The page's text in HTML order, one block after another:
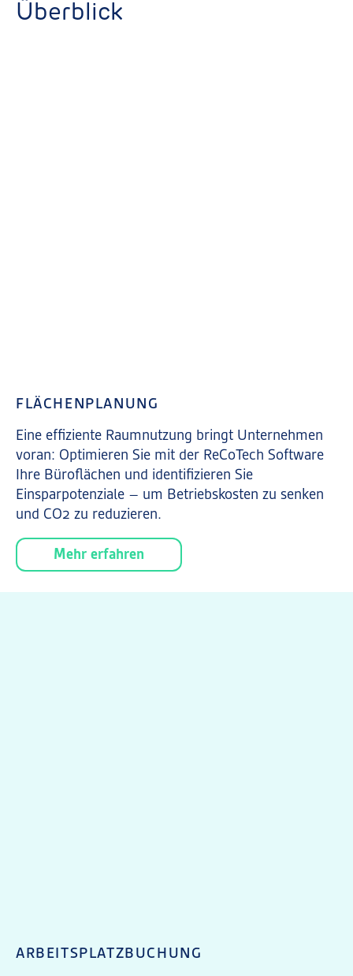
Überblick
FLÄCHENPLANUNG
Eine effiziente Raumnutzung bringt Unternehmen
voran: Optimieren Sie mit der ReCoTech Software
Ihre Büroflächen und identifizieren Sie
Einsparpotenziale – um Betriebskosten zu senken
und CO2 zu reduzieren.
Mehr erfahren
ARBEITSPLATZBUCHUNG